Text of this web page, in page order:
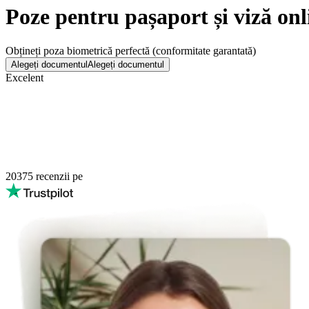
Poze pentru pașaport și viză
Obțineți poza biometrică perfectă (conformitate garantată)
Alegeți documentul Alegeți documentul
Excelent
20375 recenzii pe